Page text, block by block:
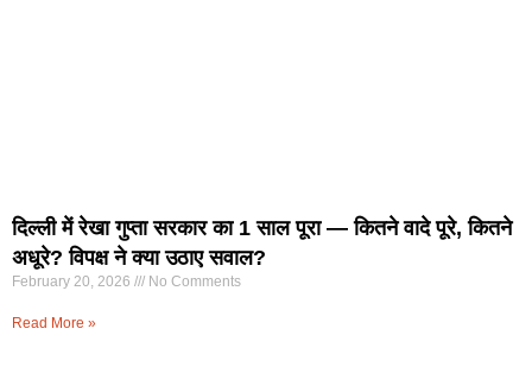
दिल्ली में रेखा गुप्ता सरकार का 1 साल पूरा — कितने वादे पूरे, कितने
अधूरे? विपक्ष ने क्या उठाए सवाल?
February 20, 2026 No Comments
Read More »